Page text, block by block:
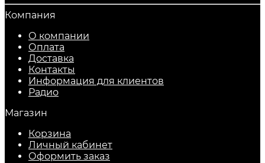
Компания
О компании
Оплата
Доставка
Контакты
Информация для клиентов
Радио
Магазин
Корзина
Личный кабинет
Оформить заказ